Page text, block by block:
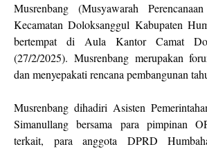
Musrenbang (Musyawarah
Kecamatan Doloksanggul Kabupaten
bertempat di Aula Kantor Camat
(27/2/2025). Musrenbang merupakan
dan menyepakati rencana pembangunan
Musrenbang dihadiri Asisten
Simanullang bersama para pimpinan
terkait, para anggota DPRD